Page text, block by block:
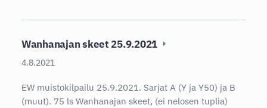
Wanhanajan skeet 25.9.2021
4.8.2021
EW muistokilpailu 25.9.2021. Sarjat A (Y ja Y50) ja B
(muut). 75 ls Wanhanajan skeet, (ei nelosen tuplia)